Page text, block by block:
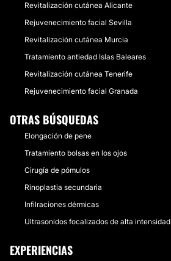
Revitalización cutánea Alicante
Rejuvenecimiento facial Sevilla
Revitalización cutánea Murcia
Tratamiento antiedad Islas Baleares
Revitalización cutánea Tenerife
Rejuvenecimiento facial Granada
OTRAS BÚSQUEDAS
Elongación de pene
Tratamiento bolsas en los ojos
Cirugía de pómulos
Rinoplastia secundaria
Infilraciones dérmicas
Ultrasonidos focalizados de alta intensidad
EXPERIENCIAS